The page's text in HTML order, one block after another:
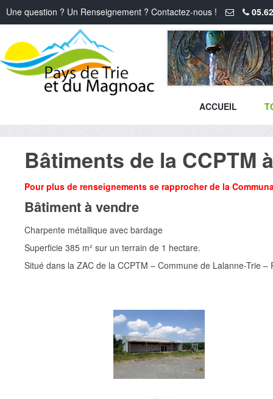
Une question ? Un Renseignement ? Contactez-nous !
ACCUEIL
Bâtiments de la CCPTM
Pour plus de renseignements se rapprocher de la
Bâtiment à vendre
Charpente métallique avec bardage
Superficie 385 m² sur un terrain de 1 hectare.
Situé dans la ZAC de la CCPTM – Commune de Lalanne-Trie –